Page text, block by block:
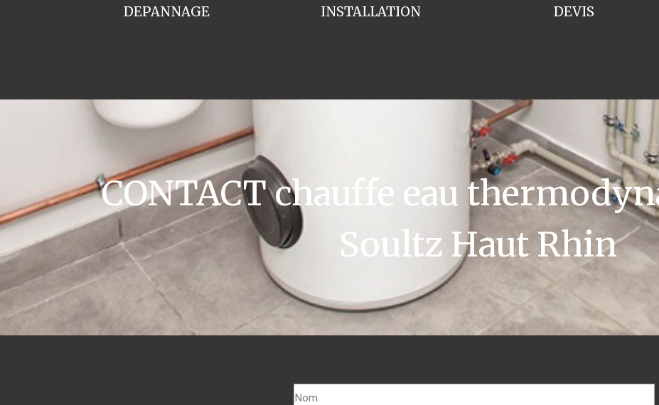
INSTALLATION
DEPANNAGE DEVIS
CONTACT chauffe eau
Soultz Haut Rhin